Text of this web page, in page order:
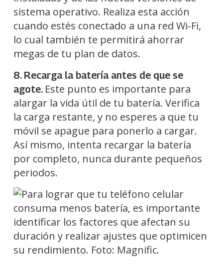
sistema operativo. Realiza esta acción
cuando estés conectado a una red Wi-Fi,
lo cual también te permitirá ahorrar
megas de tu plan de datos.
8. Recarga la batería antes de que se
agote. Este punto es importante para
alargar la vida útil de tu batería. Verifica
la carga restante, y no esperes a que tu
móvil se apague para ponerlo a cargar.
Así mismo, intenta recargar la batería
por completo, nunca durante pequeños
periodos.